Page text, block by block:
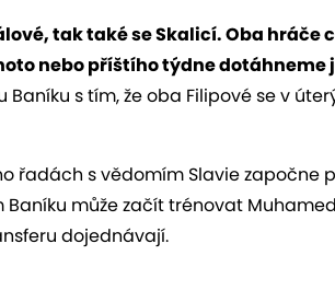
tak také se Skalicí. Oba hráče
nebo příštího týdne dotáhneme
Baníku s tím, že oba Filipové se v
řadách s vědomím Slavie započne
může začít trénovat
dojednávají.